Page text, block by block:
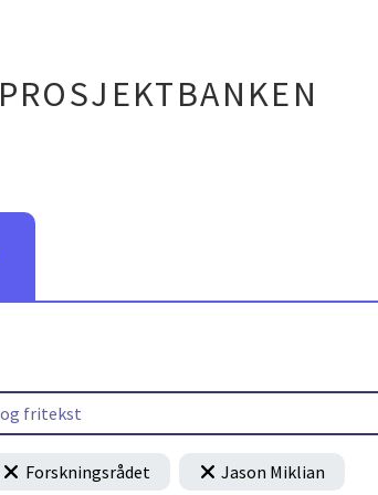
PROSJEKTBANKEN
Forskningsrådet Jason Miklian